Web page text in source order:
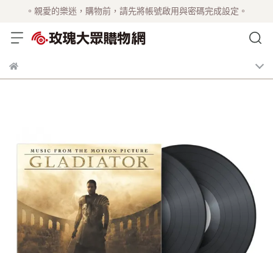
。親愛的樂迷，購物前，請先將帳號啟用與密碼完成設定。